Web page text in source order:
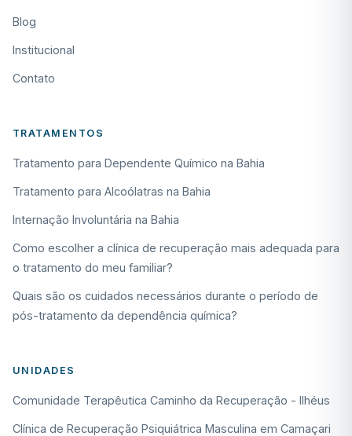
Blog
Institucional
Contato
TRATAMENTOS
Tratamento para Dependente Químico na Bahia
Tratamento para Alcoólatras na Bahia
Internação Involuntária na Bahia
Como escolher a clínica de recuperação mais adequada para
o tratamento do meu familiar?
Quais são os cuidados necessários durante o período de
pós-tratamento da dependência química?
UNIDADES
Comunidade Terapêutica Caminho da Recuperação - Ilhéus
Clínica de Recuperação Psiquiátrica Masculina em Camaçari